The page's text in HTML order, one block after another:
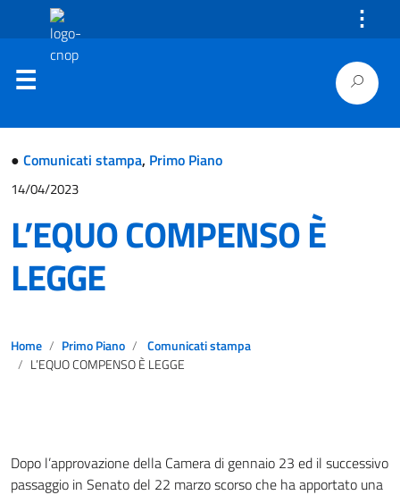
⋮
● Comunicati stampa, Primo Piano
14/04/2023
L’EQUO COMPENSO È
LEGGE
Home Primo Piano
Comunicati stampa
L’EQUO COMPENSO È LEGGE
Dopo l’approvazione della Camera di gennaio 23 ed il successivo
passaggio in Senato del 22 marzo scorso che ha apportato una